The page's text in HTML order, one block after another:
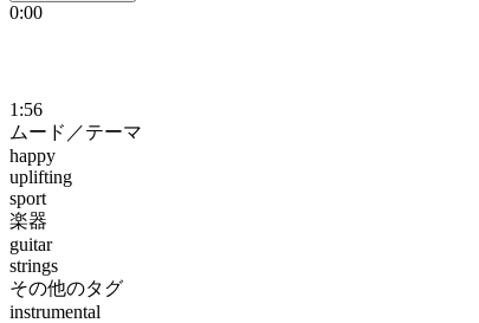
0:00
1:56
ムード／テーマ
happy
uplifting
sport
楽器
guitar
strings
その他のタグ
instrumental